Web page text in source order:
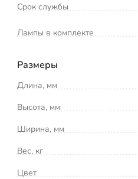
Срок службы
Лампы в комплекте
Размеры
Длина, мм
Высота, мм
Ширина, мм
Вес, кг
Цвет